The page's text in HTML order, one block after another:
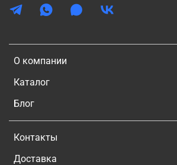
О компании
Каталог
Блог
Контакты
Доставка